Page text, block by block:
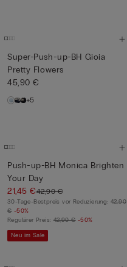
Super-Push-up-BH Gioia
Pretty Flowers
45,90 €
+5
Push-up-BH Monica Brighten
Your Day
21,45 €42,90 €
30-Tage-Bestpreis vor Reduzierung: 42,90
€ -50%
Regulärer Preis: 42,90 € -50%
Neu im Sale